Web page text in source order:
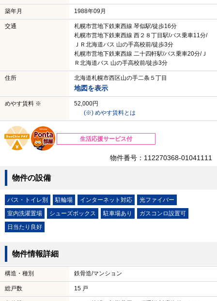
築年月 1988年09月
交通
札幌市営地下鉄東西線 琴似駅/徒歩16分
札幌市営地下鉄東西線 西２８丁目駅/バス乗車11分/
ＪＲ北海道バス 山の手高校前/徒歩3分
札幌市営地下鉄東西線 二十四軒駅/バス乗車20分/Ｊ
Ｒ北海道バス 山の手高校前/徒歩3分
住所 北海道札幌市西区山の手二条５丁目
地図を表示
めやす賃料 ※
52,000円
(※) めやす賃料とは
生活応援サービス付
物件番号：112270368-01041111
物件の設備
バス・トイレ別 駐輪場 インターネット対応
光ファイバー
室内洗濯置場
シューズボックス 駐車場あり
ガスコンロ設置可
日当たり良好
物件情報詳細
構造・種別 鉄骨造/マンション
総戸数 15 戸